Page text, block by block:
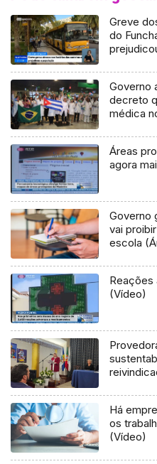
Greve
do
Governo
decreto
médica
Áreas
agora
Governo
vai
escola
Reações
(Vídeo)
Há
os
(Vídeo)